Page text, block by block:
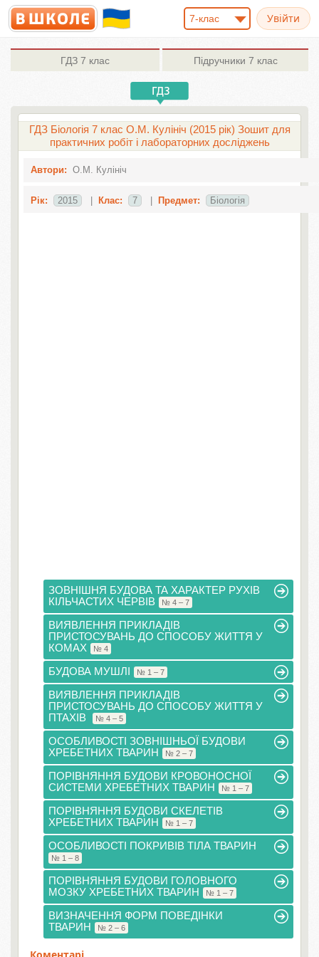
7-клас
ГДЗ 7 клас Підручники 7 клас
ГДЗ Біологія 7 клас О.М. Кулініч (2015 рік) Зошит для
практичних робіт і лабораторних досліджень
Автори: О.М. Кулініч
Рік: 2015 Клас: 7 Предмет: Біологія
ЗОВНІШНЯ БУДОВА ТА ХАРАКТЕР РУХІВ
КІЛЬЧАСТИХ ЧЕРВІВ
№ 4 – 7
ВИЯВЛЕННЯ ПРИКЛАДІВ
ПРИСТОСУВАНЬ ДО СПОСОБУ ЖИТТЯ У
КОМАХ
№ 4
БУДОВА МУШЛІ № 1 – 7
ВИЯВЛЕННЯ ПРИКЛАДІВ
ПРИСТОСУВАНЬ ДО СПОСОБУ ЖИТТЯ У
ПТАХІВ
№ 4 – 5
ОСОБЛИВОСТІ ЗОВНІШНЬОЇ БУДОВИ
ХРЕБЕТНИХ ТВАРИН
№ 2 – 7
ПОРІВНЯННЯ БУДОВИ КРОВОНОСНОЇ
СИСТЕМИ ХРЕБЕТНИХ ТВАРИН
№ 1 – 7
ПОРІВНЯННЯ БУДОВИ СКЕЛЕТІВ
ХРЕБЕТНИХ ТВАРИН
№ 1 – 7
ОСОБЛИВОСТІ ПОКРИВІВ ТІЛА ТВАРИН
№ 1 – 8
ПОРІВНЯННЯ БУДОВИ ГОЛОВНОГО
МОЗКУ ХРЕБЕТНИХ ТВАРИН
№ 1 – 7
ВИЗНАЧЕННЯ ФОРМ ПОВЕДІНКИ
ТВАРИН
№ 2 – 6